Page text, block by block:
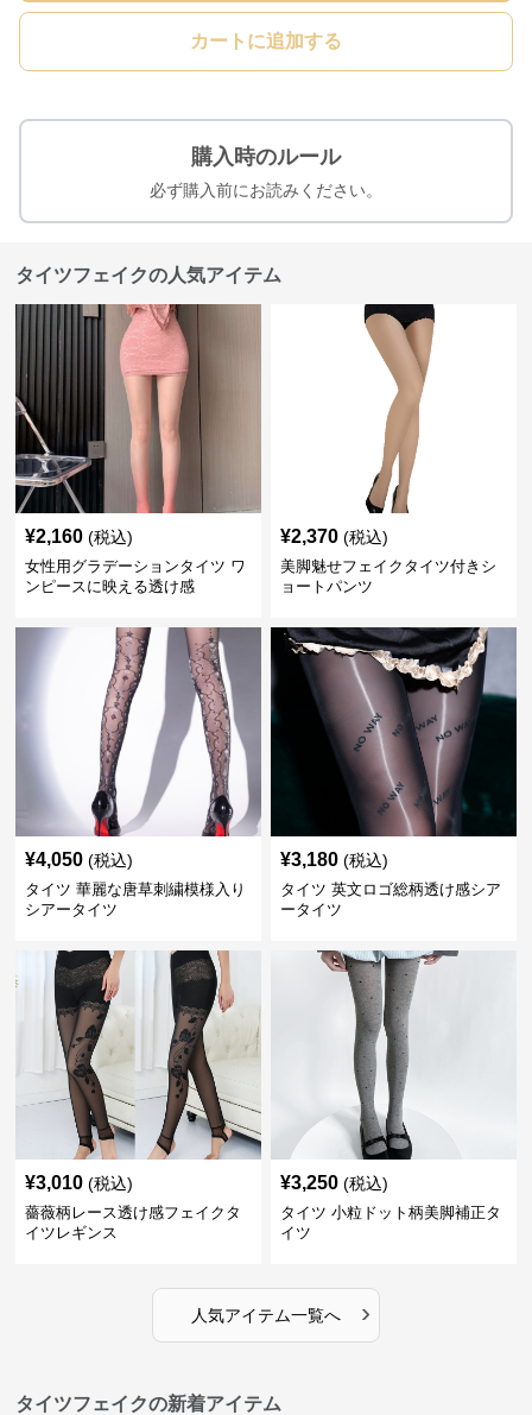
カートに追加する
購入時のルール
必ず購入前にお読みください。
タイツフェイクの人気アイテム
¥2,160 (税込)
女性用グラデーションタイツ ワ
ンピースに映える透け感
¥2,370 (税込)
美脚魅せフェイクタイツ付きシ
ョートパンツ
¥4,050 (税込)
タイツ 華麗な唐草刺繍模様入り
シアータイツ
¥3,180 (税込)
タイツ 英文ロゴ総柄透け感シア
ータイツ
¥3,010 (税込)
薔薇柄レース透け感フェイクタ
イツレギンス
¥3,250 (税込)
タイツ 小粒ドット柄美脚補正タ
イツ
人気アイテム一覧へ ›
タイツフェイクの新着アイテム